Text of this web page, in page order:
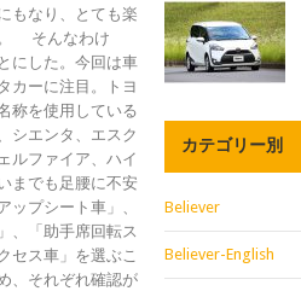
もなり、とても楽
。 そんなわけ
にした。今回は車
カーに注目。トヨ
称を使用している
シエンタ、エスク
ルファイア、ハイ
までも足腰に不安
ップシート車」、
、「助手席回転ス
セス車」を選ぶこ
、それぞれ確認が
カテゴリー別
Believer
Believer-English